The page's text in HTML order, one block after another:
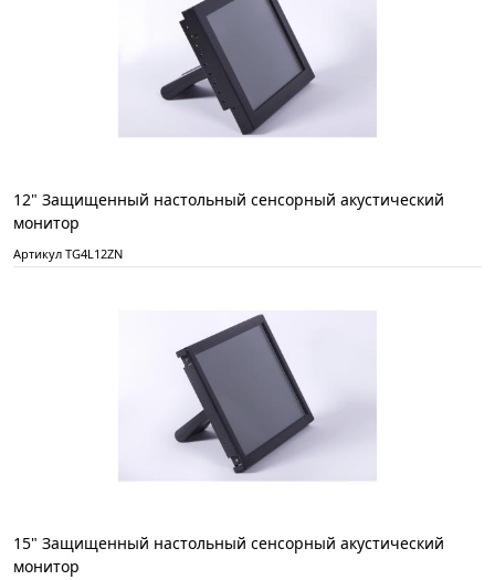
12" Защищенный настольный сенсорный акустический
монитор
Артикул TG4L12ZN
15" Защищенный настольный сенсорный акустический
монитор